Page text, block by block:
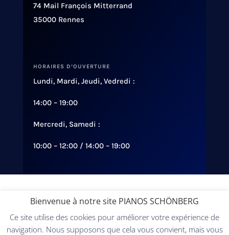
74 Mail François Mitterrand
35000 Rennes
HORAIRES D’OUVERTURE
Lundi, Mardi, Jeudi, Vedredi :
14:00 – 19:00
Mercredi, Samedi :
10:00 – 12:00 / 14:00 – 19:00
Conception :Diginsol
©Tous droits réservés PIANOS-SCHÖNBERG 2021-
Bienvenue à notre site PIANOS SCHÖNBERG
Ce site utilise des cookies pour améliorer votre expérience de
navigation. Nous supposons que cela vous convient, mais vous